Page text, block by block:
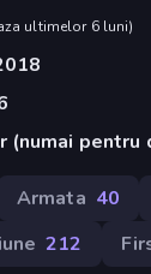
ultimelor 6 luni)
(numai pentru
Armata 40
212